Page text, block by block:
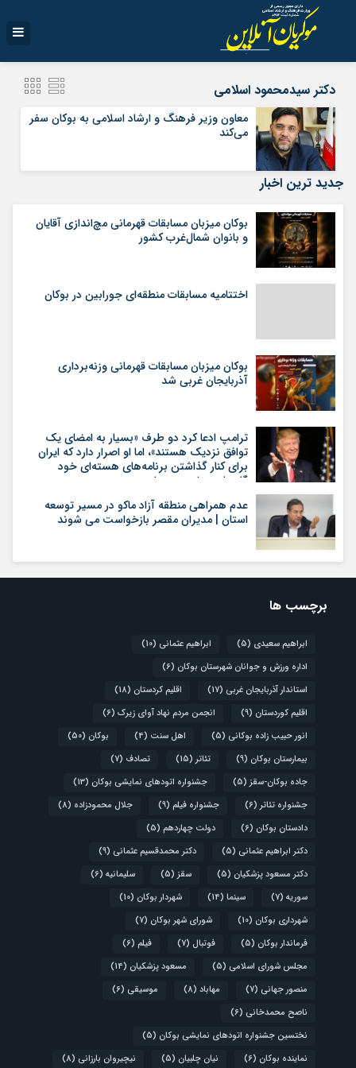
دکتر سیدمحمود اسلامی
معاون وزیر فرهنگ و ارشاد اسلامی به بوکان سفر
می‌کند
جدید ترین اخبار
بوکان میزبان مسابقات قهرمانی مچ‌اندازی آقایان
و بانوان شمال‌غرب کشور
اختتامیه مسابقات منطقه‌ای جورابین در بوکان
بوکان میزبان مسابقات قهرمانی وزنه‌برداری
آذربایجان غربی شد
ترامپ ادعا کرد دو طرف «بسیار به امضای یک
توافق نزدیک هستند»، اما او اصرار دارد که ایران
برای کنار گذاشتن برنامه‌های هسته‌ای خود
گام‌های بیشتری بردارد
عدم همراهی منطقه آزاد ماکو در مسیر توسعه
استان | مدیران مقصر بازخواست می شوند
برچسب ها
ابراهیم سعیدی (5) ابراهیم عثمانی (10)
اداره ورزش و جوانان شهرستان بوکان (6)
استاندار آذربایجان غربی (17) اقلیم کردستان (18)
اقلیم کوردستان (9) انجمن مردم نهاد آوای زیرک (6)
انور حبیب زاده بوکانی (5) اهل سنت (4) بوکان (50)
بیمارستان بوکان (9) تئاتر (15) تصادف (7)
جاده بوکان-سقز (5) جشنواره اتودهای نمایشی بوکان (13)
جشنواره تئاتر (6) جشنواره فیلم (9) جلال محمودزاده (8)
دادستان بوکان (6) دولت چهاردهم (5)
دکتر ابراهیم عثمانی (5) دکتر محمدقسیم عثمانی (9)
دکتر مسعود پزشکیان (5) سقز (5) سلیمانیه (6)
سوریه (7) سینما (14) شهردار بوکان (10)
شهرداری بوکان (10) شورای شهر بوکان (7)
فرماندار بوکان (5) فوتبال (7) فیلم (6)
مجلس شورای اسلامی (5) مسعود پزشکیان (14)
منصور جهانی (7) مهاباد (8) موسیقی (6)
ناصح محمدخانی (6)
نختسین جشنواره اتودهای نمایشی بوکان (5)
نماینده بوکان (6) نیان چلبیان (5) نیچیروان بارزانی (8)